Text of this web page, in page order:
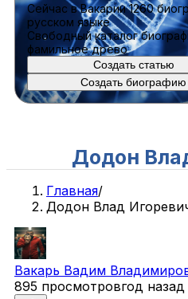
Cейчас в Вакарии1260
русском языке
Свободный каталог
фамильное древо
Создать статью
Создать биографию
Додон
Главная/
Додон Влад
Вакарь Вадим
895 просмотровгод назад